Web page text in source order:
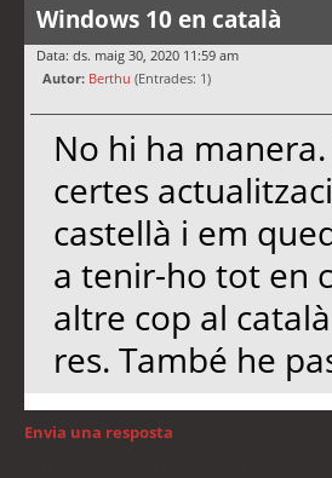
Windows 10 en català
Data: ds. maig 30, 2020 11:59 am
Autor: Berthu (Entrades: 1)
No hi ha
certes
castellà i em
a tenir-ho tot en
altre cop al
res. També he
Envia una resposta